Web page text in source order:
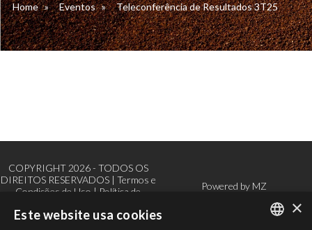
Home » Eventos » Teleconferência de Resultados 3T25
COPYRIGHT 2026 - TODOS OS
DIREITOS RESERVADOS | Termos e
Condições de Uso | Política de
Powered by MZ
×
Este website usa cookies